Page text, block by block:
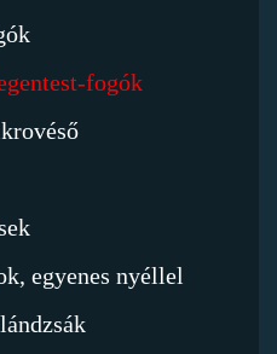
fogók
egyenes nyéllel